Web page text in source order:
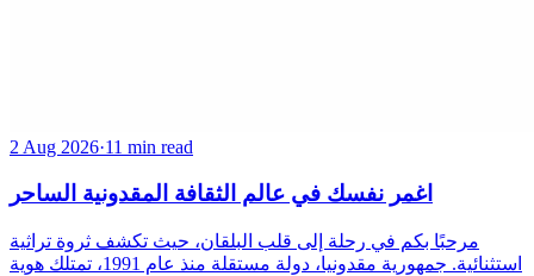
2 Aug 2026·11 min read
اغمر نفسك في عالم الثقافة المقدونية الساحر
مرحبًا بكم في رحلة إلى قلب البلقان، حيث تكشف ثروة تراثية
استثنائية. جمهورية مقدونيا، دولة مستقلة منذ عام 1991، تمتلك هوية